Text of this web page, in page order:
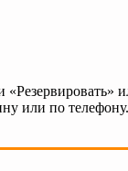
или по телефону.